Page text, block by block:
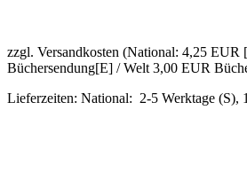
zzgl. Versandkosten (National: 4,25
Büchersendung[E] / Welt 3,00 EUR
Lieferzeiten: National: 2-5 Werktage (S),